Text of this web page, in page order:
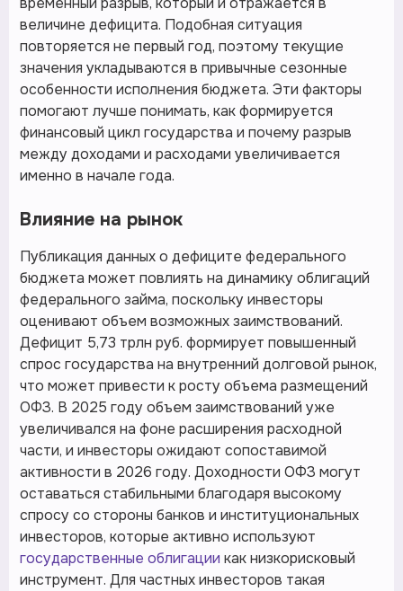
величине дефицита. Подобная ситуация
повторяется не первый год, поэтому текущие
значения укладываются в привычные сезонные
особенности исполнения бюджета. Эти факторы
помогают лучше понимать, как формируется
финансовый цикл государства и почему разрыв
между доходами и расходами увеличивается
именно в начале года.
Влияние на рынок
Публикация данных о дефиците федерального
бюджета может повлиять на динамику облигаций
федерального займа, поскольку инвесторы
оценивают объем возможных заимствований.
Дефицит 5,73 трлн руб. формирует повышенный
спрос государства на внутренний долговой рынок,
что может привести к росту объема размещений
ОФЗ. В 2025 году объем заимствований уже
увеличивался на фоне расширения расходной
части, и инвесторы ожидают сопоставимой
активности в 2026 году. Доходности ОФЗ могут
оставаться стабильными благодаря высокому
спросу со стороны банков и институциональных
инвесторов, которые активно используют
государственные облигации как низкорисковый
инструмент. Для частных инвесторов такая